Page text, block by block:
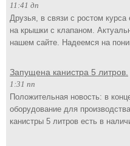
11:41 дп
Друзья, в связи с ростом
на крышки с клапаном.
нашем сайте. Надеемся на
Запущена канистра 5 литров.
1:31 пп
Положительная новость: в
оборудование для
канистры 5 литров есть в